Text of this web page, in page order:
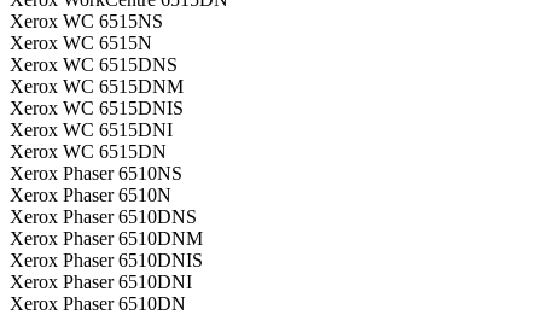
Xerox WC 6515NS
Xerox WC 6515N
Xerox WC 6515DNS
Xerox WC 6515DNM
Xerox WC 6515DNIS
Xerox WC 6515DNI
Xerox WC 6515DN
Xerox Phaser 6510NS
Xerox Phaser 6510N
Xerox Phaser 6510DNS
Xerox Phaser 6510DNM
Xerox Phaser 6510DNIS
Xerox Phaser 6510DNI
Xerox Phaser 6510DN